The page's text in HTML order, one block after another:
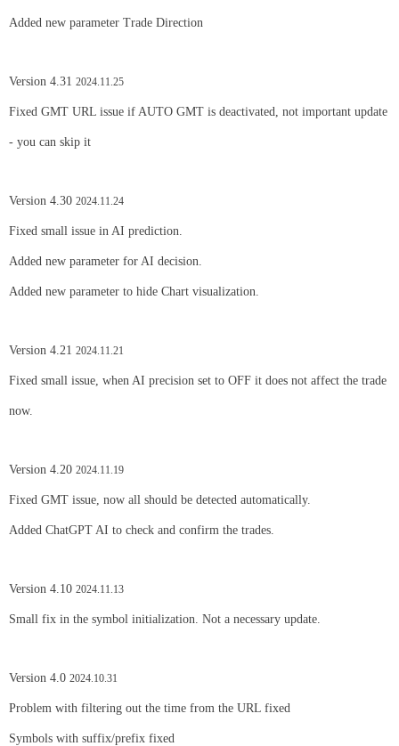
Added new parameter Trade Direction
Version 4.31 2024.11.25
Fixed GMT URL issue if AUTO GMT is deactivated, not important update
- you can skip it
Version 4.30 2024.11.24
Fixed small issue in AI prediction.
Added new parameter for AI decision.
Added new parameter to hide Chart visualization.
Version 4.21 2024.11.21
Fixed small issue, when AI precision set to OFF it does not affect the trade
now.
Version 4.20 2024.11.19
Fixed GMT issue, now all should be detected automatically.
Added ChatGPT AI to check and confirm the trades.
Version 4.10 2024.11.13
Small fix in the symbol initialization. Not a necessary update.
Version 4.0 2024.10.31
Problem with filtering out the time from the URL fixed
Symbols with suffix/prefix fixed